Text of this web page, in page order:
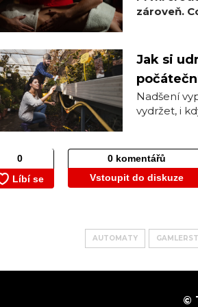
zároveň.
Jak si
Nadšení
vydržet, i
0 komentářů
Vstoupit do diskuze
AUTOMATY
©